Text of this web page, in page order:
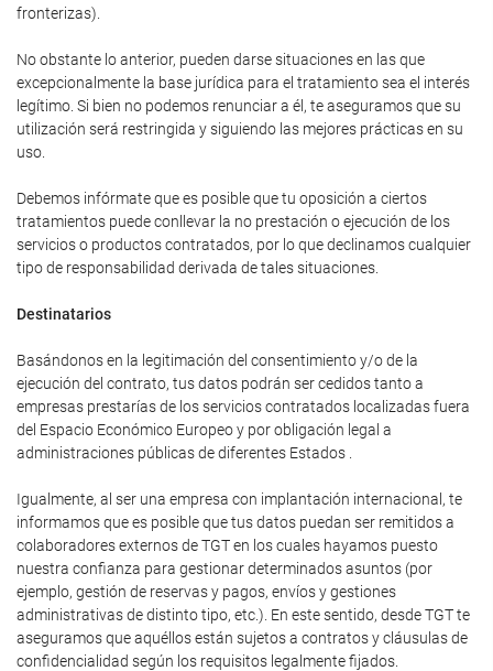
fronterizas).
No obstante lo anterior, pueden darse situaciones en las que
excepcionalmente la base jurídica para el tratamiento sea el interés
legítimo. Si bien no podemos renunciar a él, te aseguramos que su
utilización será restringida y siguiendo las mejores prácticas en su
uso.
Debemos infórmate que es posible que tu oposición a ciertos
tratamientos puede conllevar la no prestación o ejecución de los
servicios o productos contratados, por lo que declinamos cualquier
tipo de responsabilidad derivada de tales situaciones.
Destinatarios
Basándonos en la legitimación del consentimiento y/o de la
ejecución del contrato, tus datos podrán ser cedidos tanto a
empresas prestarías de los servicios contratados localizadas fuera
del Espacio Económico Europeo y por obligación legal a
administraciones públicas de diferentes Estados .
Igualmente, al ser una empresa con implantación internacional, te
informamos que es posible que tus datos puedan ser remitidos a
colaboradores externos de TGT en los cuales hayamos puesto
nuestra confianza para gestionar determinados asuntos (por
ejemplo, gestión de reservas y pagos, envíos y gestiones
administrativas de distinto tipo, etc.). En este sentido, desde TGT te
aseguramos que aquéllos están sujetos a contratos y cláusulas de
confidencialidad según los requisitos legalmente fijados.